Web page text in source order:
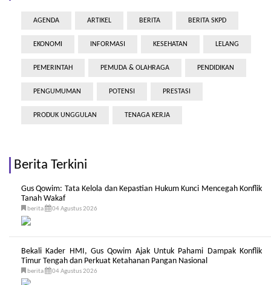
AGENDA ARTIKEL BERITA BERITA SKPD
EKONOMI INFORMASI KESEHATAN LELANG
PEMERINTAH PEMUDA & OLAHRAGA PENDIDIKAN
PENGUMUMAN POTENSI PRESTASI
PRODUK UNGGULAN TENAGA KERJA
Berita Terkini
Gus Qowim: Tata Kelola dan Kepastian Hukum Kunci Mencegah Konflik
Tanah Wakaf
berita 04 Agustus 2026
Bekali Kader HMI, Gus Qowim Ajak Untuk Pahami Dampak Konflik
Timur Tengah dan Perkuat Ketahanan Pangan Nasional
berita 04 Agustus 2026